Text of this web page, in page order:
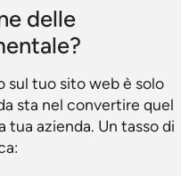
delle
tuo sito web è solo
sta nel convertire quel
azienda. Un tasso di